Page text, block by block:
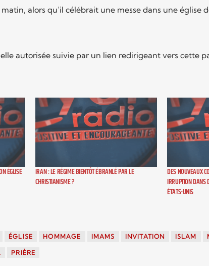
alors qu’il célébrait une messe dans une
autorisée suivie par un lien redirigeant vers cette
ÉGLISE
IRAN : LE RÉGIME BIENTÔT ÉBRANLÉ PAR LE
CHRISTIANISME ?
DES NOUVEAUX
IRRUPTION DANS
ÉTATS-UNIS
ÉGLISE HOMMAGE IMAMS INVITATION ISLAM
PRIÈRE